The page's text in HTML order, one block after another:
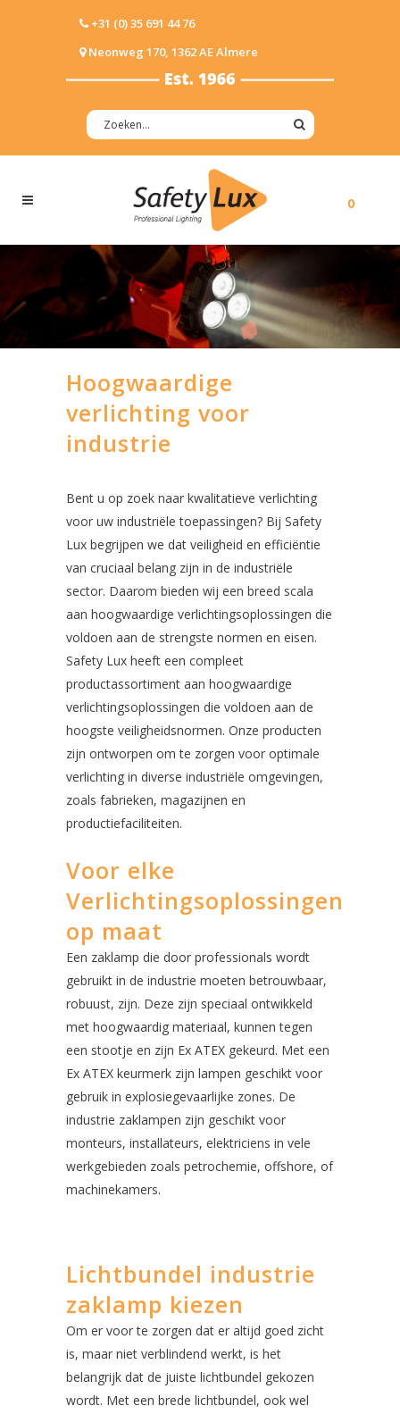
+31 (0) 35 691 44 76
Neonweg 170, 1362 AE Almere
0
Hoogwaardige
verlichting voor
industrie
Bent u op zoek naar kwalitatieve verlichting
voor uw industriële toepassingen? Bij Safety
Lux begrijpen we dat veiligheid en efficiëntie
van cruciaal belang zijn in de industriële
sector. Daarom bieden wij een breed scala
aan hoogwaardige verlichtingsoplossingen die
voldoen aan de strengste normen en eisen.
Safety Lux heeft een compleet
productassortiment aan hoogwaardige
verlichtingsoplossingen die voldoen aan de
hoogste veiligheidsnormen. Onze producten
zijn ontworpen om te zorgen voor optimale
verlichting in diverse industriële omgevingen,
zoals fabrieken, magazijnen en
productiefaciliteiten.
Voor elke
Verlichtingsoplossingen
op maat
Een zaklamp die door professionals wordt
gebruikt in de industrie moeten betrouwbaar,
robuust, zijn. Deze zijn speciaal ontwikkeld
met hoogwaardig materiaal, kunnen tegen
een stootje en zijn Ex ATEX gekeurd. Met een
Ex ATEX keurmerk zijn lampen geschikt voor
gebruik in explosiegevaarlijke zones. De
industrie zaklampen zijn geschikt voor
monteurs, installateurs, elektriciens in vele
werkgebieden zoals petrochemie, offshore, of
machinekamers.
Lichtbundel industrie
zaklamp kiezen
Om er voor te zorgen dat er altijd goed zicht
is, maar niet verblindend werkt, is het
belangrijk dat de juiste lichtbundel gekozen
wordt. Met een brede lichtbundel, ook wel